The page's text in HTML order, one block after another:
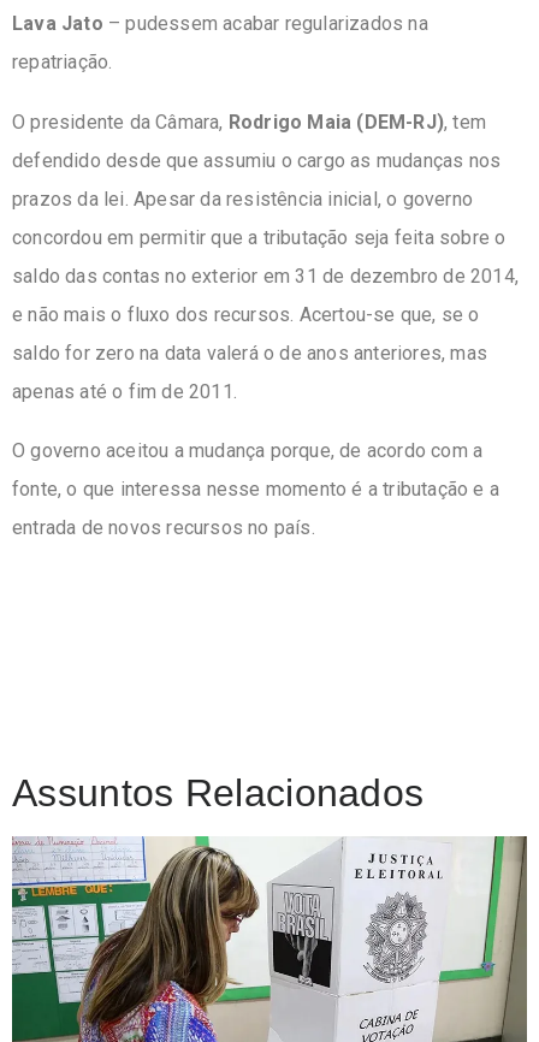
Lava Jato – pudessem acabar regularizados na
repatriação.
O presidente da Câmara, Rodrigo Maia (DEM-RJ), tem
defendido desde que assumiu o cargo as mudanças nos
prazos da lei. Apesar da resistência inicial, o governo
concordou em permitir que a tributação seja feita sobre o
saldo das contas no exterior em 31 de dezembro de 2014,
e não mais o fluxo dos recursos. Acertou-se que, se o
saldo for zero na data valerá o de anos anteriores, mas
apenas até o fim de 2011.
O governo aceitou a mudança porque, de acordo com a
fonte, o que interessa nesse momento é a tributação e a
entrada de novos recursos no país.
Assuntos Relacionados